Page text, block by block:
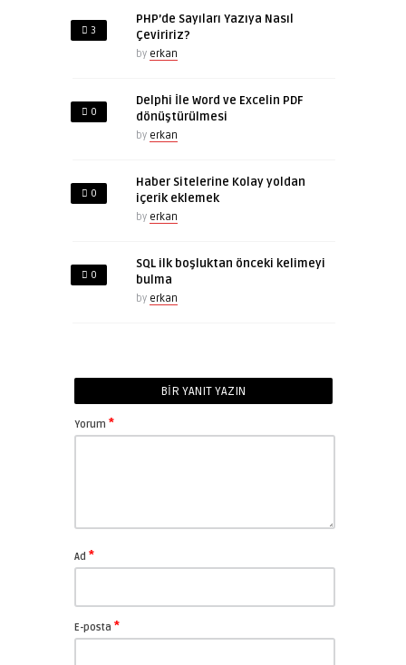
3
PHP’de Sayıları Yazıya Nasıl
Çeviririz?
by erkan
0
Delphi İle Word ve Excelin PDF
dönüştürülmesi
by erkan
0
Haber Sitelerine Kolay yoldan
içerik eklemek
by erkan
0
SQL ilk boşluktan önceki kelimeyi
bulma
by erkan
BIR YANIT YAZIN
Yorum *
Ad *
E-posta *